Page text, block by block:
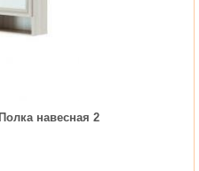
навесная 2